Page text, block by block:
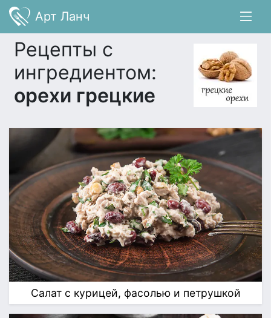
Арт Ланч
Рецепты с
ингредиентом:
орехи грецкие
Салат с курицей, фасолью и петрушкой